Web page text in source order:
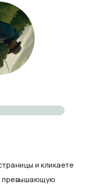
и кликаете
превышающую